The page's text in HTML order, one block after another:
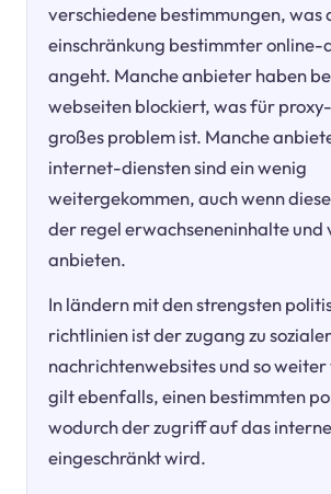
verschiedene bestimmungen, was
einschränkung bestimmter
angeht. Manche anbieter haben
webseiten blockiert, was für
großes problem ist. Manche
internet-diensten sind ein wenig
weitergekommen, auch wenn
der regel erwachseneninhalte und
anbieten.
In ländern mit den strengsten
richtlinien ist der zugang zu
nachrichtenwebsites und so
gilt ebenfalls, einen bestimmten
wodurch der zugriff auf das
eingeschränkt wird.